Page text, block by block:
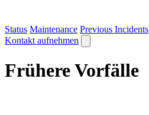
Status Maintenance Previous Incidents
Kontakt aufnehmen
Frühere Vorfälle